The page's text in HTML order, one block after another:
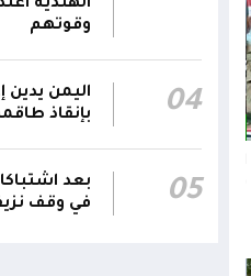
وشعبي الشهيد الظاهري
قرارات رئاسية
ناصر الجند
الرئاسي
الهندية
وقوتهم
04
اليمن يدين
بإنقاذ
05
بعد
في وقف